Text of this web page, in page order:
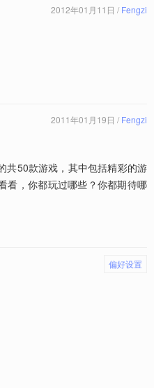
2012年01月11日 / Fengzi
2011年01月19日 / Fengzi
共50款游戏，其中包括精彩的游
看，你都玩过哪些？你都期待哪
偏好设置